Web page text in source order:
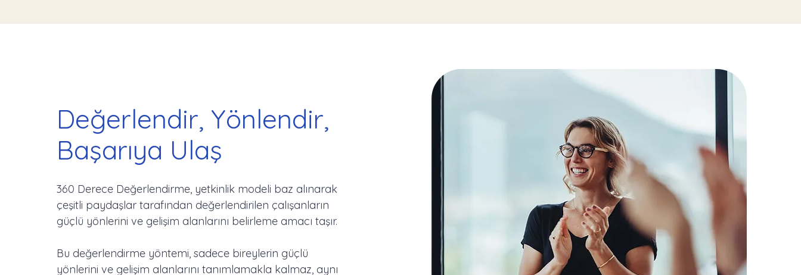
Değerlendir, Yönlendir,
Başarıya Ulaş
360 Derece Değerlendirme, yetkinlik modeli baz alınarak
çeşitli paydaşlar tarafından değerlendirilen çalışanların
güçlü yönlerini ve gelişim alanlarını belirleme amacı taşır.
Bu değerlendirme yöntemi, sadece bireylerin güçlü
yönlerini ve gelişim alanlarını tanımlamakla kalmaz, aynı